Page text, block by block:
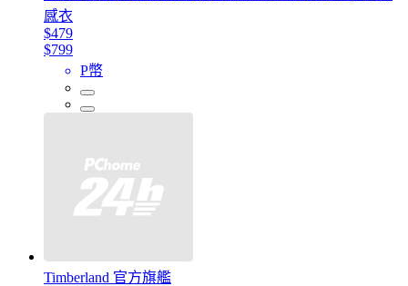
感衣
$479
$799
P幣
Timberland 官方旗艦